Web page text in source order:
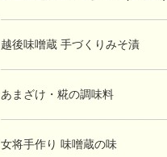
越後味噌蔵 手づくりみそ漬
あまざけ・糀の調味料
女将手作り 味噌蔵の味